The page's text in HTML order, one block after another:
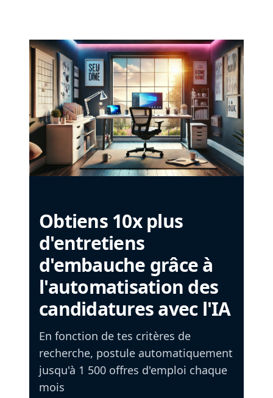
Obtiens 10x plus
d'entretiens
d'embauche grâce à
l'automatisation des
candidatures avec l'IA
En fonction de tes critères de
recherche, postule automatiquement
jusqu'à 1 500 offres d'emploi chaque
mois